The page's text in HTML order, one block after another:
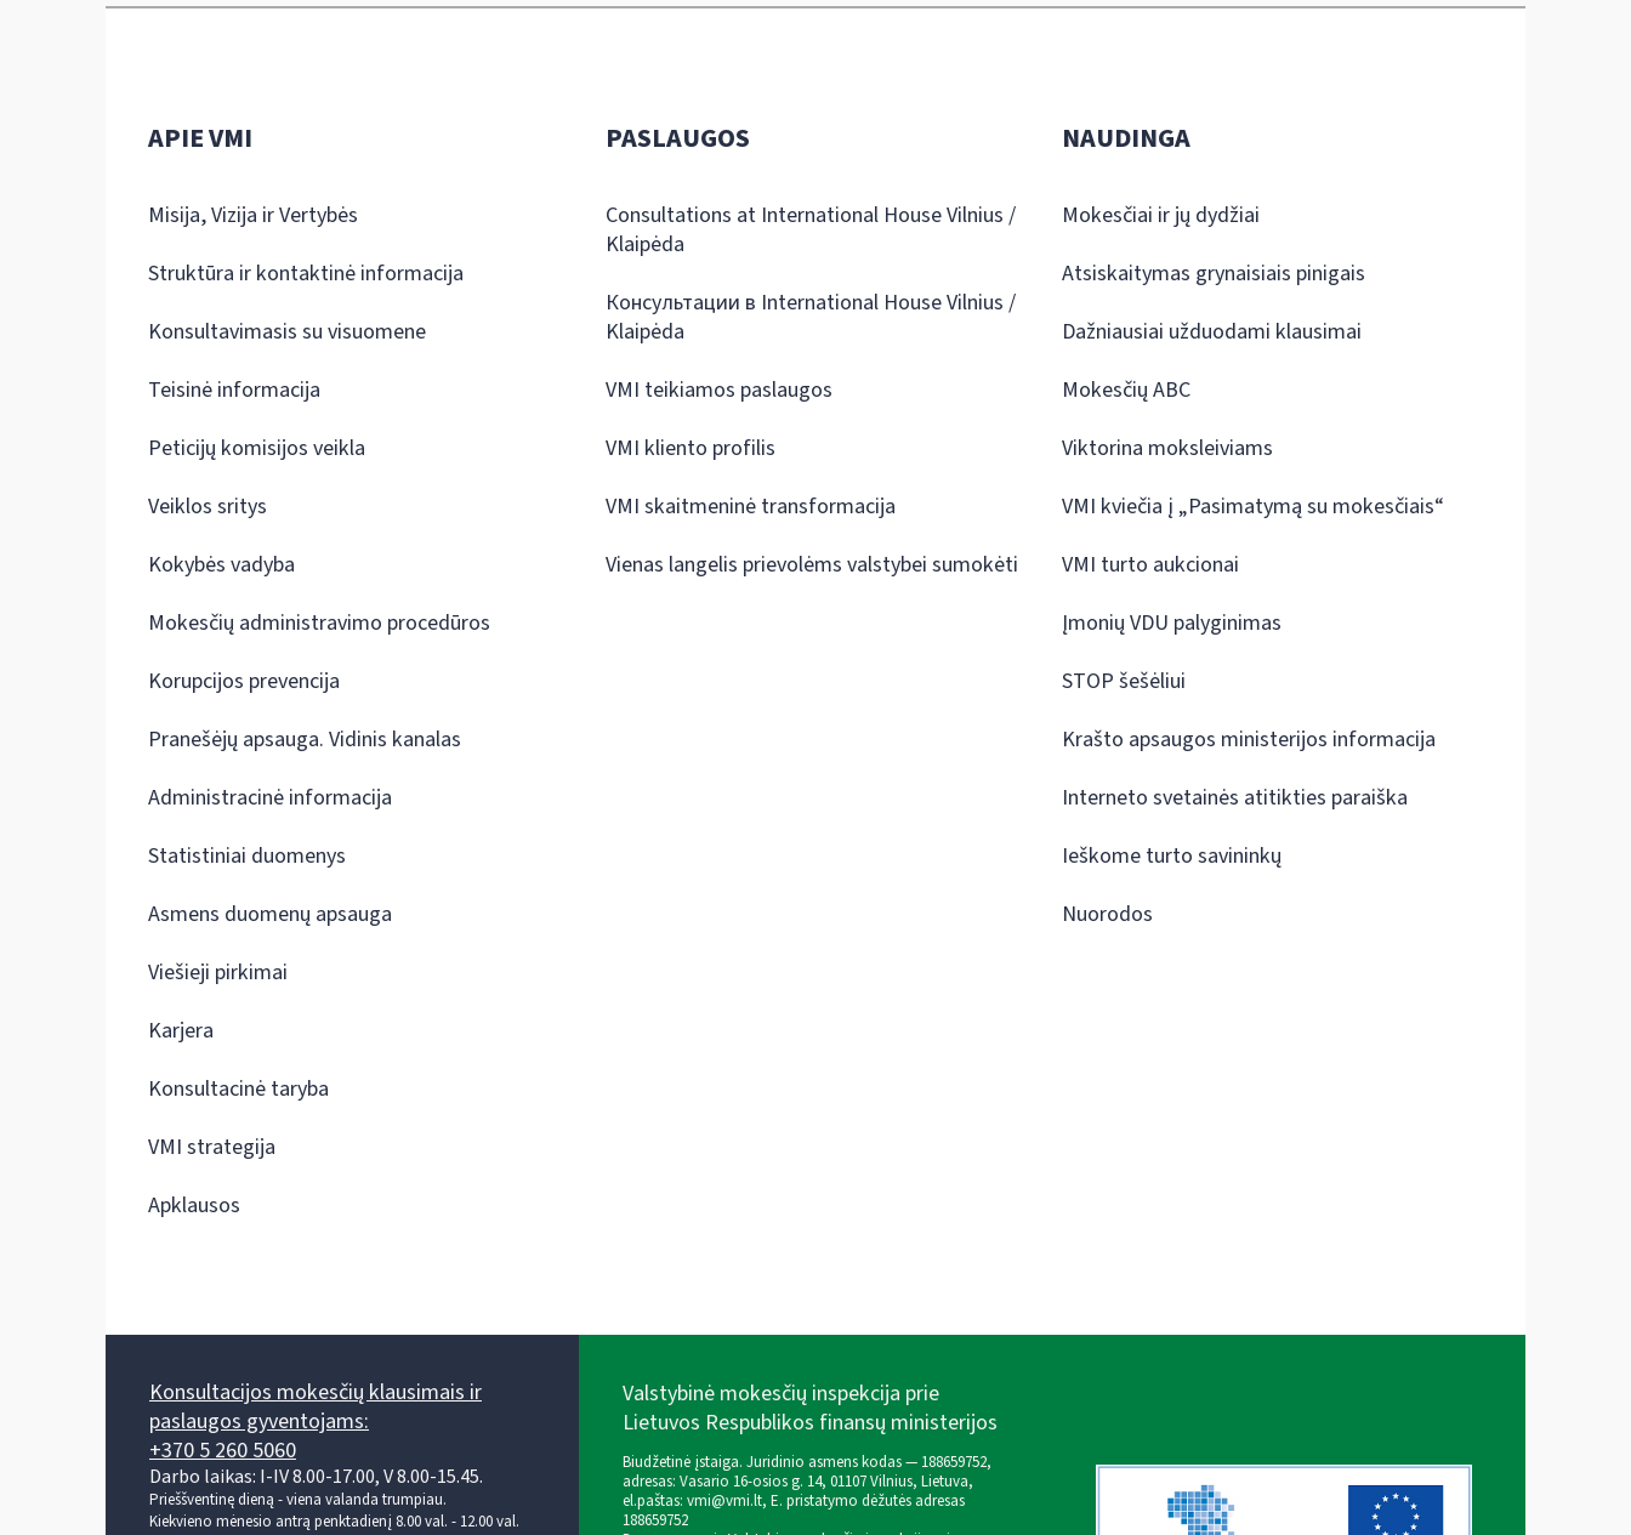
APIE VMI
Misija, Vizija ir Vertybės
Struktūra ir kontaktinė informacija
Konsultavimasis su visuomene
Teisinė informacija
Peticijų komisijos veikla
Veiklos sritys
Kokybės vadyba
Mokesčių administravimo procedūros
Korupcijos prevencija
Pranešėjų apsauga. Vidinis kanalas
Administracinė informacija
Statistiniai duomenys
Asmens duomenų apsauga
Viešieji pirkimai
Karjera
Konsultacinė taryba
VMI strategija
Apklausos
PASLAUGOS
Consultations at International House Vilnius /
Klaipėda
Консультации в International House Vilnius /
Klaipėda
VMI teikiamos paslaugos
VMI kliento profilis
VMI skaitmeninė transformacija
Vienas langelis prievolėms valstybei sumokėti
NAUDINGA
Mokesčiai ir jų dydžiai
Atsiskaitymas grynaisiais pinigais
Dažniausiai užduodami klausimai
Mokesčių ABC
Viktorina moksleiviams
VMI kviečia į „Pasimatymą su mokesčiais“
VMI turto aukcionai
Įmonių VDU palyginimas
STOP šešėliui
Krašto apsaugos ministerijos informacija
Interneto svetainės atitikties paraiška
Ieškome turto savininkų
Nuorodos
Konsultacijos mokesčių klausimais ir
paslaugos gyventojams:
+370 5 260 5060
Darbo laikas: I-IV 8.00-17.00, V 8.00-15.45.
Prieššventinę dieną - viena valanda trumpiau.
Kiekvieno mėnesio antrą penktadienį 8.00 val. - 12.00 val.
Valstybinė mokesčių inspekcija prie
Lietuvos Respublikos finansų ministerijos
Biudžetinė įstaiga. Juridinio asmens kodas — 188659752,
adresas: Vasario 16-osios g. 14, 01107 Vilnius, Lietuva,
el.paštas: vmi@vmi.lt, E. pristatymo dėžutės adresas
188659752